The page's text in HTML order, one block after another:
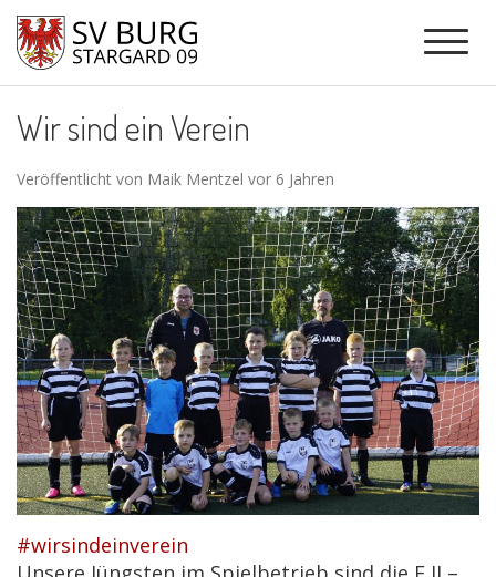
Wir sind ein Verein
Veröffentlicht von Maik Mentzel vor 6 Jahren
#wirsindeinverein